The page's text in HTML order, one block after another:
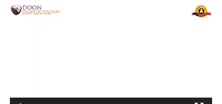
Video
Player